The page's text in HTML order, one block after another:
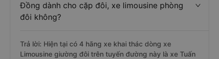
Đồng dành cho cặp đôi, xe limousine phòng
đôi không?
Trả lời: Hiện tại có 4 hãng xe khai thác dòng xe
Limousine giường đôi trên tuyến đường này là xe Tuấn